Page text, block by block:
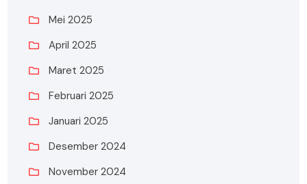
Mei 2025
April 2025
Maret 2025
Februari 2025
Januari 2025
Desember 2024
November 2024